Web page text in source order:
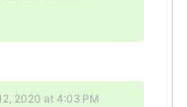
2020 at 4:03 PM